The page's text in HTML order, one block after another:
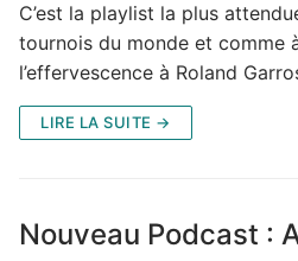
C’est la playlist la plus
tournois du monde et comme
l’effervescence à Roland
LIRE LA SUITE →
Nouveau Podcast :